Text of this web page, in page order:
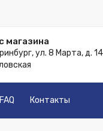
магазина
ул. 8 Марта, д.
FAQ Контакты